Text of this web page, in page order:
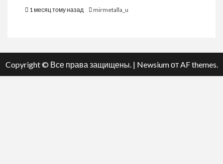
1 месяц тому назад mirmetalla_u
Copyright © Все права защищены. | Newsiumот AF themes.